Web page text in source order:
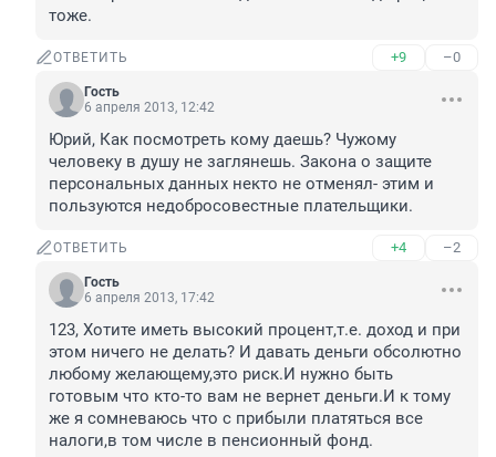
тоже.
ОТВЕТИТЬ +9 –0
Гость
6 апреля 2013, 12:42
Юрий, Как посмотреть кому даешь? Чужому
человеку в душу не заглянешь. Закона о защите
персональных данных некто не отменял- этим и
пользуются недобросовестные плательщики.
ОТВЕТИТЬ +4 –2
Гость
6 апреля 2013, 17:42
123, Хотите иметь высокий процент,т.е. доход и при
этом ничего не делать? И давать деньги обсолютно
любому желающему,это риск.И нужно быть
готовым что кто-то вам не вернет деньги.И к тому
же я сомневаюсь что с прибыли платяться все
налоги,в том числе в пенсионный фонд.